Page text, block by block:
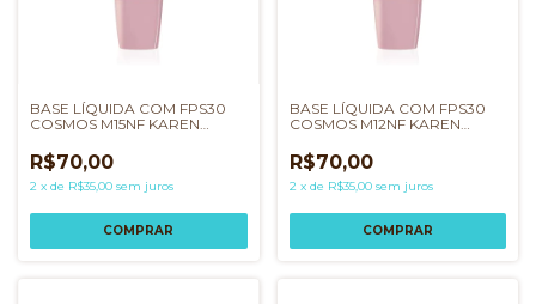
BASE LÍQUIDA COM FPS30
COSMOS M15NF KAREN
R$70,00
2 x de R$35,00 sem juros
BASE LÍQUIDA COM FPS30
COSMOS M12NF KAREN
R$70,00
2 x de R$35,00 sem juros